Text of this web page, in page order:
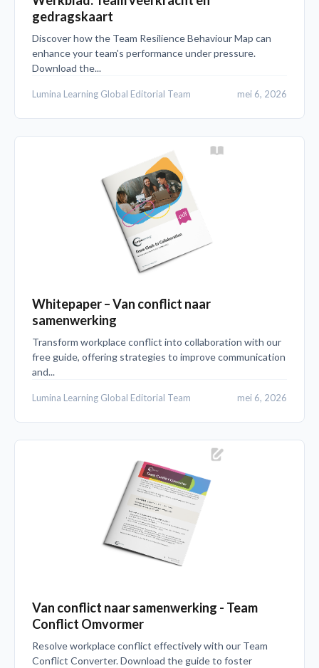
gedragskaart
Discover how the Team Resilience Behaviour Map can
enhance your team's performance under pressure.
Download the...
Lumina Learning Global Editorial Team mei 6, 2026
Whitepaper – Van conflict naar
samenwerking
Transform workplace conflict into collaboration with our
free guide, offering strategies to improve communication
and...
Lumina Learning Global Editorial Team mei 6, 2026
Van conflict naar samenwerking - Team
Conflict Omvormer
Resolve workplace conflict effectively with our Team
Conflict Converter. Download the guide to foster